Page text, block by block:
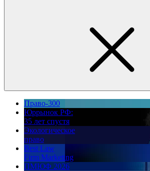
Право-300
Юррынок РФ:
35 лет спустя
Экологическое
право
Best Law
Firm Marketing
ПМЮФ 2026